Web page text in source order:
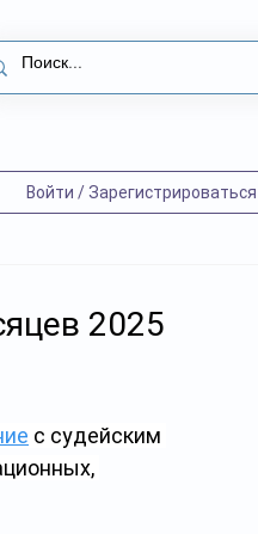
Войти / Зарегистрироваться
2025
с судейским